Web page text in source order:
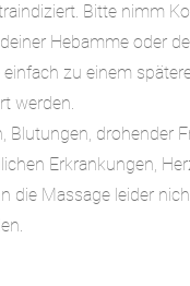
Bitte nimm
Hebamme oder
zu einem
werden.
Blutungen, drohender
Erkrankungen,
die Massage leider